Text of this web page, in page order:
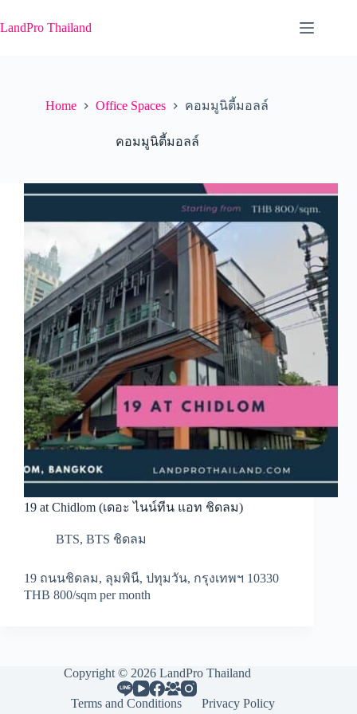
to
content
LandPro Thailand
Home Office Spaces คอมมูนิตี้มอลล์
คอมมูนิตี้มอลล์
19 at Chidlom (เดอะ ไนน์ทีน แอท ชิดลม)
BTS, BTS ชิดลม
19 ถนนชิดลม, ลุมพินี, ปทุมวัน, กรุงเทพฯ 10330
THB 800/sqm per month
Copyright © 2026 LandPro Thailand
Terms and Conditions
Privacy Policy